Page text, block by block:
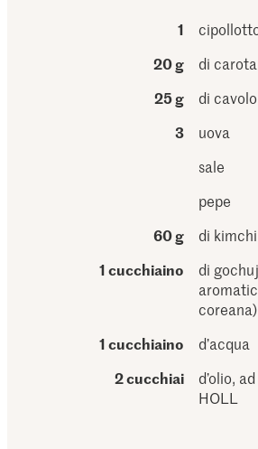
1
20 g
di carota
25 g
di
3
uova
sale
pepe
60 g
di
1 cucchiaino
di
coreana)
1 cucchiaino
d’acqua
2 cucchiai
d’olio,
HOLL